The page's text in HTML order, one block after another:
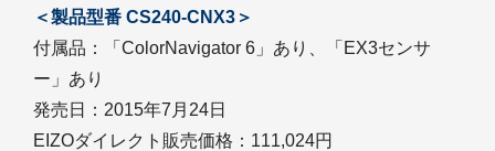
＜製品型番 CS240-CNX3＞
付属品：「ColorNavigator 6」あり、「EX3センサ
ー」あり
発売日：2015年7月24日
EIZOダイレクト販売価格：111,024円